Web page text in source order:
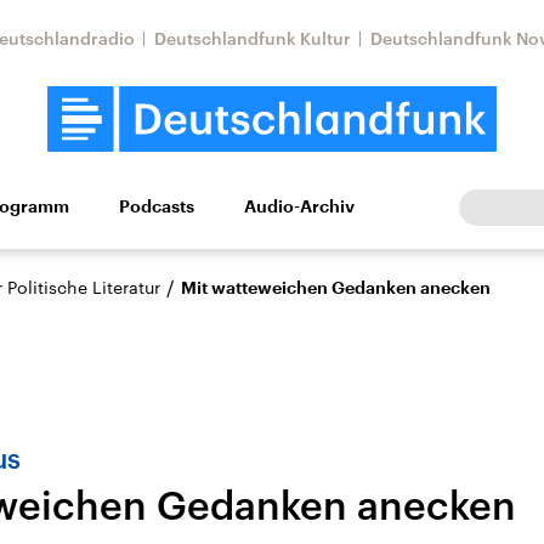
Deutschlandfunk Kultur Deutschlandfunk
Wissen Kultur Europa
Nahostkonflikt
Iran
Podcasts Audio-Archiv
Politische Literatur / Mit watteweichen Gedanken anecken
Gedanken anecken